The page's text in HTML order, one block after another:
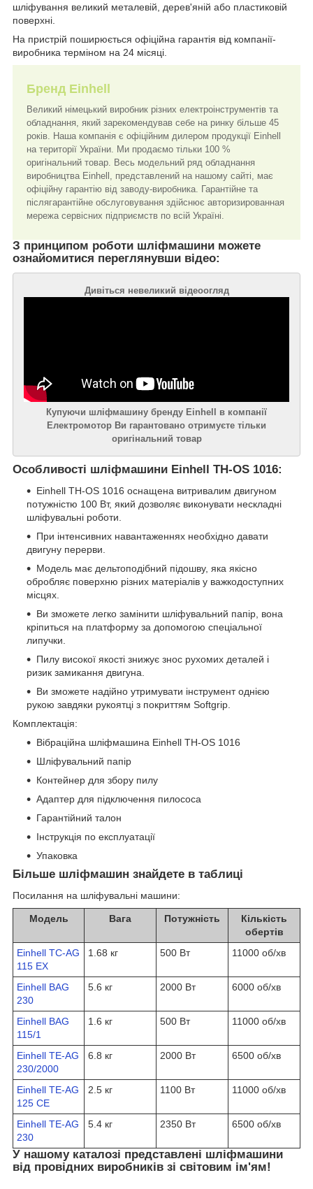
шліфування великий металевій, дерев'яній або пластиковій
поверхні.
На пристрій поширюється офіційна гарантія від компанії-
виробника терміном на 24 місяці.
Бренд Einhell
Великий німецький виробник різних електроінструментів та
обладнання, який зарекомендував себе на ринку більше 45
років. Наша компанія є офіційним дилером продукції Einhell
на території України. Ми продаємо тільки 100 %
оригінальний товар. Весь модельний ряд обладнання
виробництва Einhell, представлений на нашому сайті, має
офіційну гарантію від заводу-виробника. Гарантійне та
післягарантійне обслуговування здійснює авторизированная
мережа сервісних підприємств по всій Україні.
З принципом роботи шліфмашини можете
ознайомитися переглянувши відео:
Дивіться невеликий відеоогляд
Купуючи шліфмашину бренду Einhell в компанії
Електромотор Ви гарантовано отримуєте тільки
оригінальний товар
Особливості шліфмашини Einhell TH-OS 1016:
Einhell TH-OS 1016 оснащена витривалим двигуном
потужністю 100 Вт, який дозволяє виконувати нескладні
шліфувальні роботи.
При інтенсивних навантаженнях необхідно давати
двигуну перерви.
Модель має дельтоподібний підошву, яка якісно
обробляє поверхню різних матеріалів у важкодоступних
місцях.
Ви зможете легко замінити шліфувальний папір, вона
кріпиться на платформу за допомогою спеціальної
липучки.
Пилу високої якості знижує знос рухомих деталей і
ризик замикання двигуна.
Ви зможете надійно утримувати інструмент однією
рукою завдяки рукоятці з покриттям Softgrip.
Комплектація:
Вібраційна шліфмашина Einhell TH-OS 1016
Шліфувальний папір
Контейнер для збору пилу
Адаптер для підключення пилососа
Гарантійний талон
Інструкція по експлуатації
Упаковка
Більше шліфмашин знайдете в таблиці
Посилання на шліфувальні машини:
Модель Вага Потужність
Кількість
обертів
Einhell TC-AG
115 EX
1.68 кг 500 Вт 11000 об/хв
Einhell BAG
230
5.6 кг 2000 Вт 6000 об/хв
Einhell BAG
115/1
1.6 кг 500 Вт 11000 об/хв
Einhell TE-AG
230/2000
6.8 кг 2000 Вт 6500 об/хв
Einhell TE-AG
125 CE
2.5 кг 1100 Вт 11000 об/хв
Einhell TE-AG
230
5.4 кг 2350 Вт 6500 об/хв
У нашому каталозі представлені шліфмашини
від провідних виробників зі світовим ім'ям!